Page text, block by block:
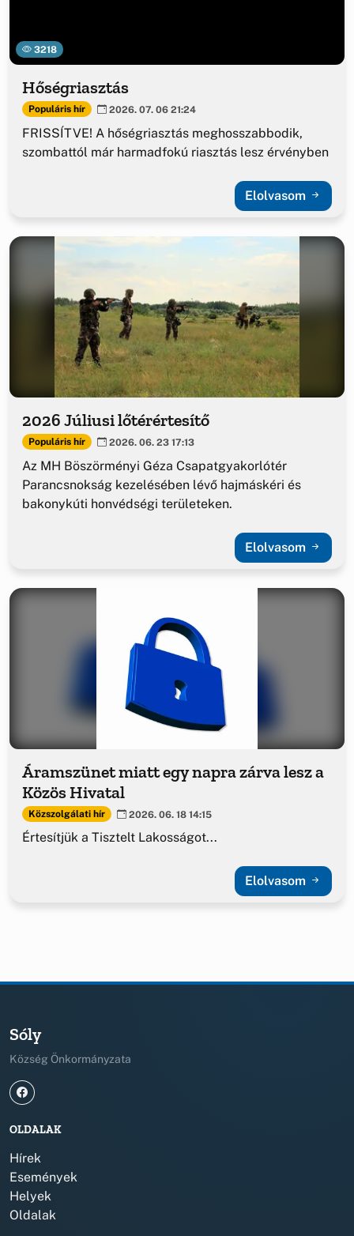
3218
Hőségriasztás
Populáris hír 2026. 07. 06 21:24
FRISSÍTVE! A hőségriasztás meghosszabbodik,
szombattól már harmadfokú riasztás lesz érvényben
Elolvasom
2026 Júliusi lőtérértesítő
Populáris hír 2026. 06. 23 17:13
Az MH Böszörményi Géza Csapatgyakorlótér
Parancsnokság kezelésében lévő hajmáskéri és
bakonykúti honvédségi területeken.
Elolvasom
Áramszünet miatt egy napra zárva lesz a
Közös Hivatal
Közszolgálati hír 2026. 06. 18 14:15
Értesítjük a Tisztelt Lakosságot...
Elolvasom
Sóly
Község Önkormányzata
OLDALAK
Hírek
Események
Helyek
Oldalak